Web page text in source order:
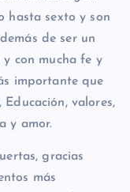
hasta sexto y son
de ser un
con mucha fe y
importante que
valores,
y amor.
gracias
más